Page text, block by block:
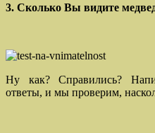
3. Сколько Вы видите
Ну как? Справились?
ответы, и мы проверим,